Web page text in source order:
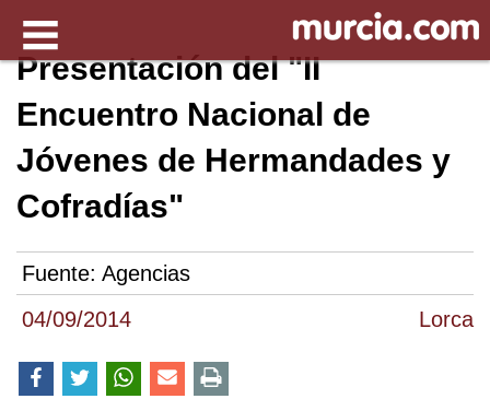
04/09/2014 Lorca
Presentación del "II
Encuentro Nacional de
Jóvenes de Hermandades y
Cofradías"
Fuente: Agencias